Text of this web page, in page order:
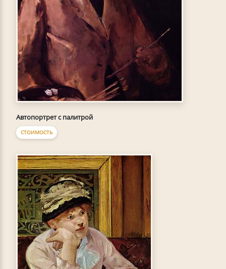
Автопортрет с палитрой
СТОИМОСТЬ